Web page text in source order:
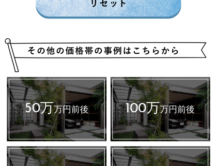
50万万円前後 100万万円前後